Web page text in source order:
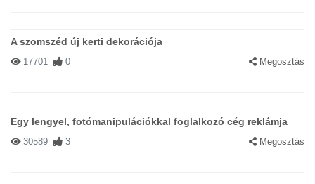
A szomszéd új kerti dekorációja
17701 0 Megosztás
Egy lengyel, fotómanipulációkkal foglalkozó cég reklámja
30589 3 Megosztás